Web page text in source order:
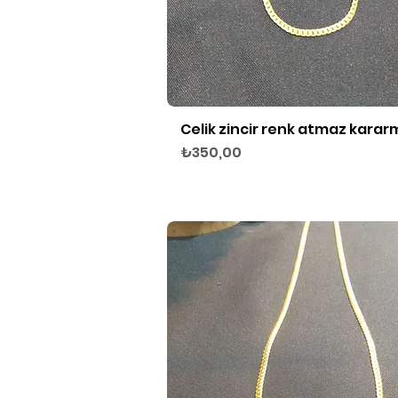
Hızlı Bakış
Celik zincir renk atmaz
Fiyat
₺350,00